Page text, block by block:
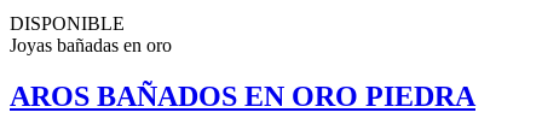
DISPONIBLE
Joyas bañadas en oro
AROS BAÑADOS EN ORO PIEDRA